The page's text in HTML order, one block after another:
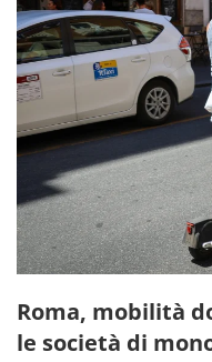
Roma, mobilità
le società di